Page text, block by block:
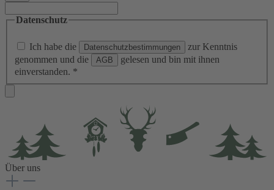
Datenschutz
Ich habe die Datenschutzbestimmungen
zur Kenntnis
genommen und die
AGB
gelesen und bin mit ihnen
einverstanden. *
Über uns